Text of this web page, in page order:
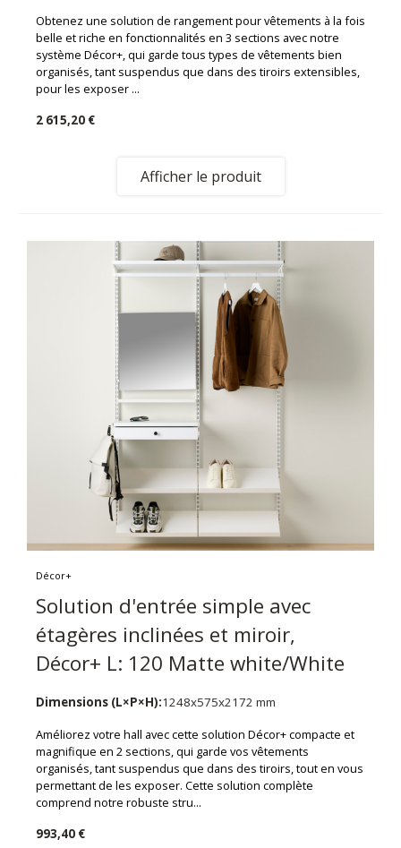
Obtenez une solution de rangement pour vêtements à la fois
belle et riche en fonctionnalités en 3 sections avec notre
système Décor+, qui garde tous types de vêtements bien
organisés, tant suspendus que dans des tiroirs extensibles,
pour les exposer ...
2 615,20 €
Afficher le produit
Décor+
Solution d'entrée simple avec
étagères inclinées et miroir,
Décor+ L: 120 Matte white/White
Dimensions (L×P×H):1248x575x2172 mm
Améliorez votre hall avec cette solution Décor+ compacte et
magnifique en 2 sections, qui garde vos vêtements
organisés, tant suspendus que dans des tiroirs, tout en vous
permettant de les exposer. Cette solution complète
comprend notre robuste stru...
993,40 €